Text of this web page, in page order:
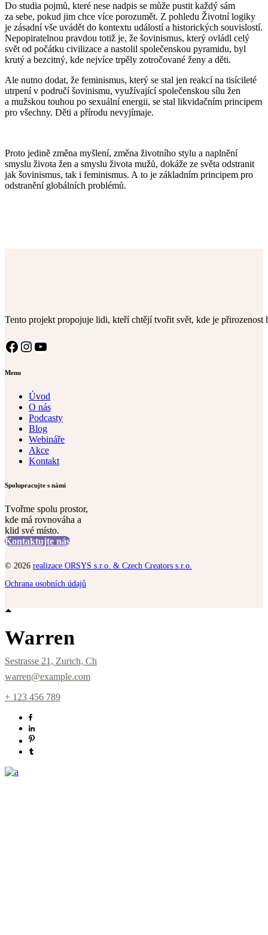
Do studia pojmů, které nese nadpis se může pustit každý sám
za sebe, pokud jim chce více porozumět. Z pohledu Životní logiky
je zásadní vše uvádět do kontextu událostí a historických souvislostí.
Nepopiratelnou pravdou totiž je, že šovinismus, který ovládl celý
svět od počátku civilizace a nastolil společenskou pyramidu, byl
krutý a bezcitný, kde nejvíce trpěly zotročované ženy a děti.
Ale nutno dodat, že feminismus, který se stal jen reakcí na tisícileté
utrpení v područí šovinismu, využívající společenskou sílu žen
a mužskou touhou po sexuální energii, se stal likvidačním principem
pro všechny. Děti a přírodu nevyjímaje.
Proto jedině změna myšlení, změna životního stylu a naplnění
smyslu života žen a smyslu života mužů, dokáže ze světa odstranit
jak šovinismus, tak i feminismus. A to je základním principem pro
odstranění globálních problémů.
Tento projekt propojuje lidi, kteří chtějí tvořit svět, kde je přirozenost
Facebook
Instagram
YouTube
Menu
Úvod
O nás
Podcasty
Blog
Webináře
Akce
Kontakt
Spolupracujte s námi
Tvořme spolu prostor,
kde má rovnováha a
klid své místo.
Kontaktujte nás
© 2026 realizace ORSYS s.r.o. & Czech Creators s.r.o.
Ochrana osobních údajů
Warren
Sestrasse 21, Zurich, Ch
warren@example.com
+ 123 456 789